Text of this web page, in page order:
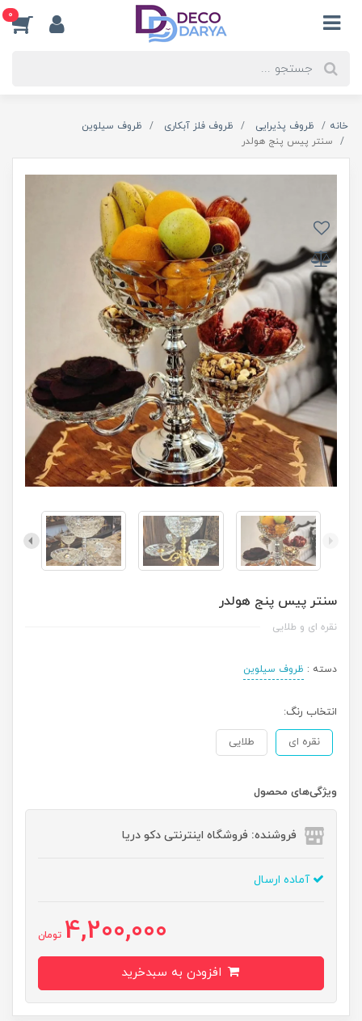
0
خانه ظروف پذیرایی ظروف فلز آبکاری
ظروف سیلوین
سنتر پیس پنج هولدر
سنتر پیس پنج هولدر
نقره ای و طلایی
دسته : ظروف سیلوین
انتخاب رنگ:
نقره ای طلایی
ویژگی‌های محصول
فروشنده: فروشگاه اینترنتی دکو دریا
آماده ارسال
4,200,000 تومان